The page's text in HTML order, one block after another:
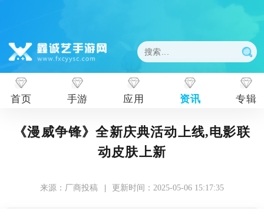
首页 手游 应用 资讯 专辑
《漫威争锋》全新庆典活动上线,电影联
动皮肤上新
来源：厂商投稿 | 更新时间：2025-05-06 15:17:35